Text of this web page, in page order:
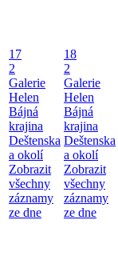
17
2
Galerie
Helen
Bájná
krajina
Deštenska
a okolí
Zobrazit
všechny
záznamy
ze dne
18
2
Galerie
Helen
Bájná
krajina
Deštenska
a okolí
Zobrazit
všechny
záznamy
ze dne